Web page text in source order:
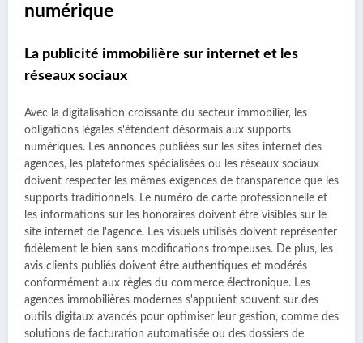
numérique
La publicité immobilière sur internet et les
réseaux sociaux
Avec la digitalisation croissante du secteur immobilier, les
obligations légales s'étendent désormais aux supports
numériques. Les annonces publiées sur les sites internet des
agences, les plateformes spécialisées ou les réseaux sociaux
doivent respecter les mêmes exigences de transparence que les
supports traditionnels. Le numéro de carte professionnelle et
les informations sur les honoraires doivent être visibles sur le
site internet de l'agence. Les visuels utilisés doivent représenter
fidèlement le bien sans modifications trompeuses. De plus, les
avis clients publiés doivent être authentiques et modérés
conformément aux règles du commerce électronique. Les
agences immobilières modernes s'appuient souvent sur des
outils digitaux avancés pour optimiser leur gestion, comme des
solutions de facturation automatisée ou des dossiers de